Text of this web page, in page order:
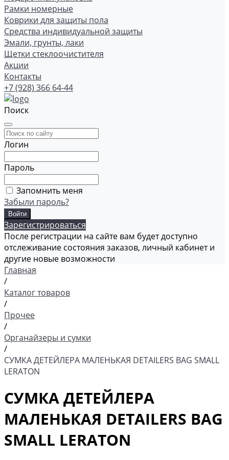
Рамки номерные
Коврики для защиты пола
Средства индивидуальной защиты
Эмали, грунты, лаки
Щетки стеклоочистителя
Акции
Контакты
+7 (928) 366 64-44
Поиск
Логин
Пароль
Запомнить меня
Забыли пароль?
Зарегистрироваться
После регистрации на сайте вам будет доступно
отслеживание состояния заказов, личный кабинет и
другие новые возможности
Главная
/
Каталог товаров
/
Прочее
/
Органайзеры и сумки
/
СУМКА ДЕТЕЙЛЕРА МАЛЕНЬКАЯ DETAILERS BAG SMALL
LERATON
СУМКА ДЕТЕЙЛЕРА
МАЛЕНЬКАЯ DETAILERS BAG
SMALL LERATON